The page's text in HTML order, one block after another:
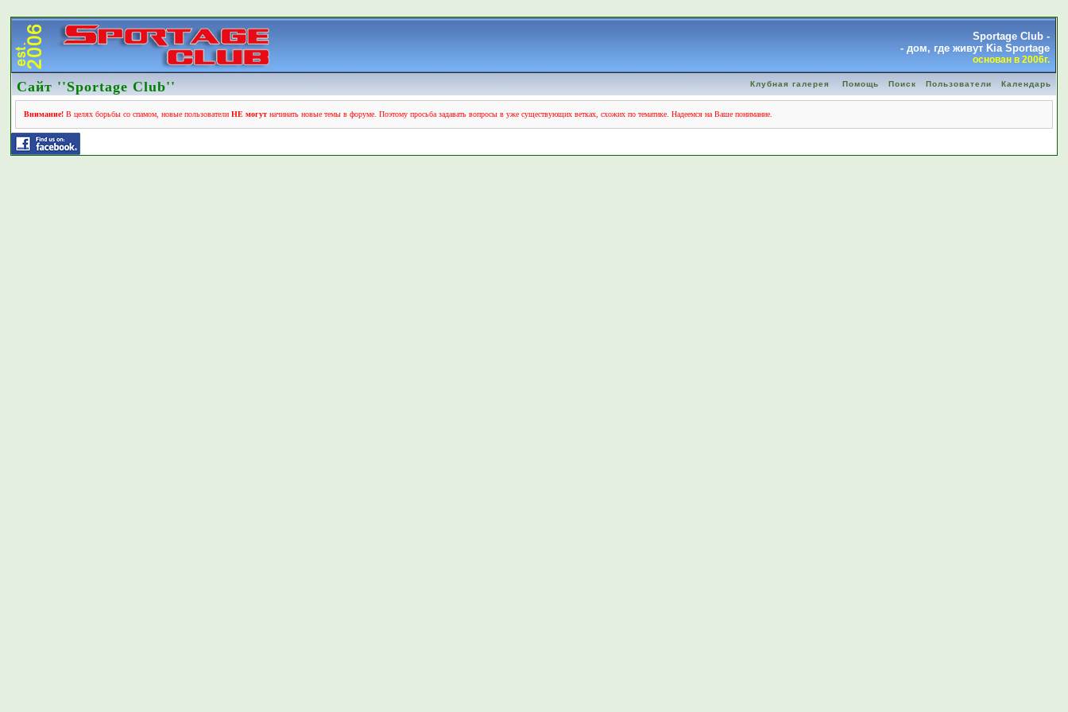
Sportage Club -
- дом, где живут Kia Sportage
основан в 2006г.
Сайт ''Sportage Club'' Клубная галерея Помощь Поиск Пользователи Календарь
Внимание! В целях борьбы со спамом, новые пользователиНЕ могут начинать новые темы в форуме. Поэтому просьба задавать вопросы в уже существующих ветках, схожих по тематике. Надеемся на Ваше понимание.